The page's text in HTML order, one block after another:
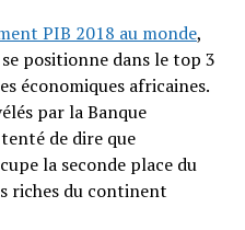
PIB 2018 au monde,
positionne dans le top 3
économiques africaines.
par la Banque
de dire que
la seconde place du
riches du continent